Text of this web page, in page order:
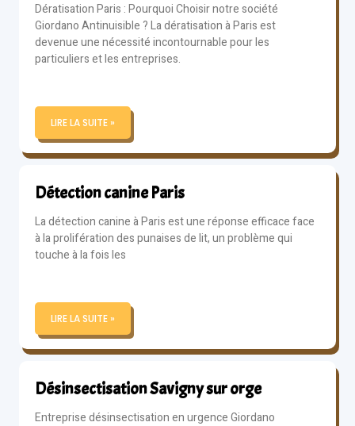
Dératisation Paris : Pourquoi Choisir notre société
Giordano Antinuisible ? La dératisation à Paris est
devenue une nécessité incontournable pour les
particuliers et les entreprises.
LIRE LA SUITE »
Détection canine Paris
La détection canine à Paris est une réponse efficace face
à la prolifération des punaises de lit, un problème qui
touche à la fois les
LIRE LA SUITE »
Désinsectisation Savigny sur orge
Entreprise désinsectisation en urgence Giordano